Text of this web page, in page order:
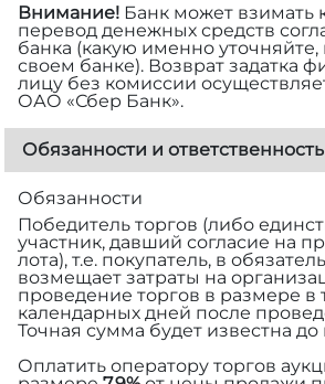
Внимание! Банк может взимать
перевод денежных средств
банка (какую именно уточняйте,
своем банке). Возврат задатка
лицу без комиссии
ОАО «Сбер Банк».
Обязанности и
Обязанности
Победитель торгов (либо
участник, давший согласие на
лота), т.е. покупатель, в
возмещает затраты на
проведение торгов в размере в
календарных дней после
Точная сумма будет известна до
Оплатить оператору торгов